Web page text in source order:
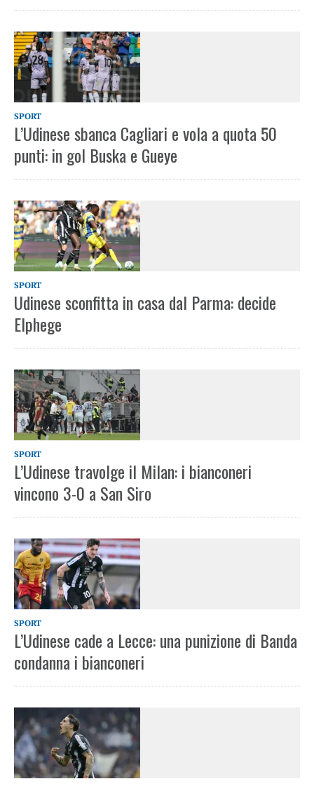
SPORT
L’Udinese sbanca Cagliari e vola a quota 50
punti: in gol Buska e Gueye
SPORT
Udinese sconfitta in casa dal Parma: decide
Elphege
SPORT
L’Udinese travolge il Milan: i bianconeri
vincono 3-0 a San Siro
SPORT
L’Udinese cade a Lecce: una punizione di Banda
condanna i bianconeri